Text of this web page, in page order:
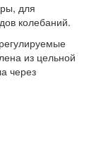
для
колебаний.
из цельной
через